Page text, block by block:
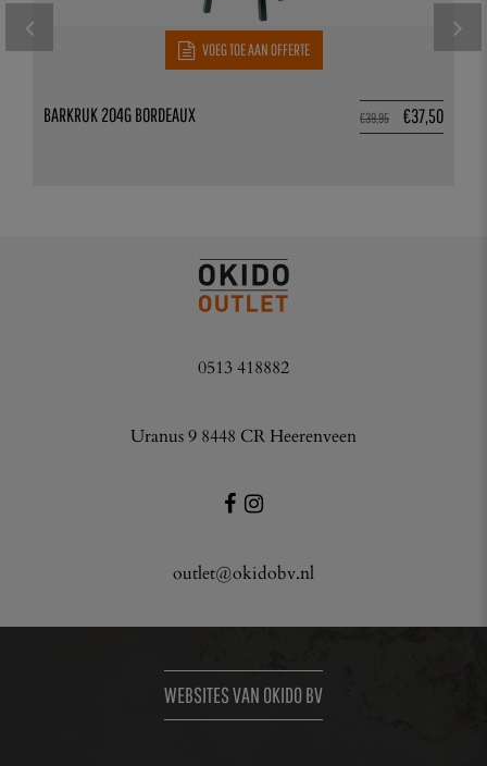
VOEG TOE AAN OFFERTE
€39,95 €37,50
BARKRUK 204G BORDEAUX
0513 418882
Uranus 9 8448 CR Heerenveen
outlet@okidobv.nl
WEBSITES VAN OKIDO BV